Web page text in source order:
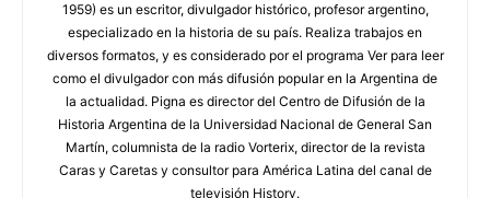
1959) es un escritor, divulgador histórico, profesor argentino,
especializado en la historia de su país. Realiza trabajos en
diversos formatos, y es considerado por el programa Ver para leer
como el divulgador con más difusión popular en la Argentina de
la actualidad. Pigna es director del Centro de Difusión de la
Historia Argentina de la Universidad Nacional de General San
Martín, columnista de la radio Vorterix, director de la revista
Caras y Caretas y consultor para América Latina del canal de
televisión History.